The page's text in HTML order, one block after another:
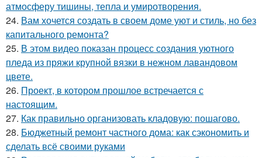
атмосферу тишины, тепла и умиротворения.
24. Вам хочется создать в своем доме уют и стиль, но без
капитального ремонта?
25. В этом видео показан процесс создания уютного
пледа из пряжи крупной вязки в нежном лавандовом
цвете.
26. Проект, в котором прошлое встречается с
настоящим.
27. Как правильно организовать кладовую: пошагово.
28. Бюджетный ремонт частного дома: как сэкономить и
сделать всё своими руками